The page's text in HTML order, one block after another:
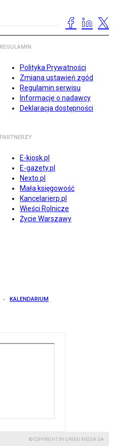
REGULAMIN
Polityka Prywatności
Zmiana ustawień zgód
Regulamin serwisu
Informacje o nadawcy
Deklaracja dostępności
PARTNERZY
E-kiosk.pl
E-gazety.pl
Nexto.pl
Mała księgowość
Kancelarierp.pl
Wieści Rolnicze
Życie Warszawy
KALENDARIUM
© COPYRIGHT BY GREMI MEDIA SA